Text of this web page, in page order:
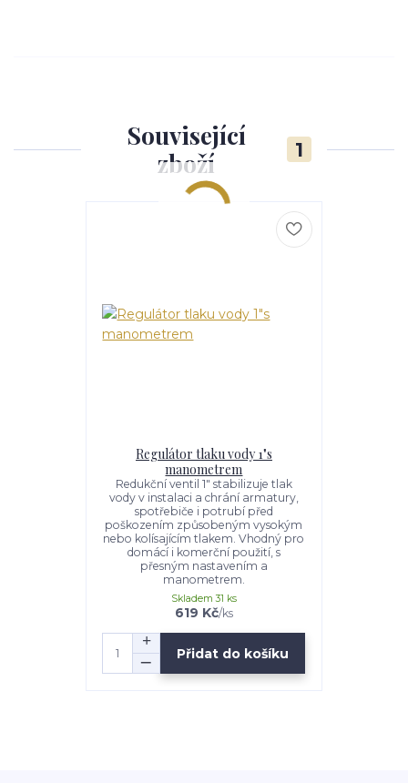
Související
zboží
1
Regulátor tlaku vody 1"s
manometrem
Redukční ventil 1" stabilizuje tlak
vody v instalaci a chrání armatury,
spotřebiče i potrubí před
poškozením způsobeným vysokým
nebo kolísajícím tlakem. Vhodný pro
domácí i komerční použití, s
přesným nastavením a
manometrem.
619 Kč/ks
Skladem 31 ks
Přidat do košíku